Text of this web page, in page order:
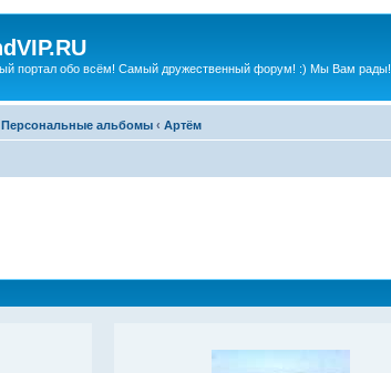
портал обо всём! Самый дружественный форум! :) Мы Вам рады!
Персональные альбомы ‹ Артём